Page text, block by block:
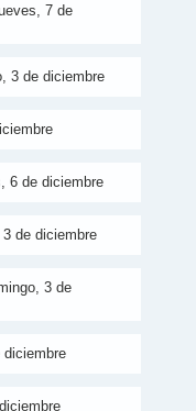
7 de
3 de diciembre
6 de diciembre
de diciembre
3 de
diciembre